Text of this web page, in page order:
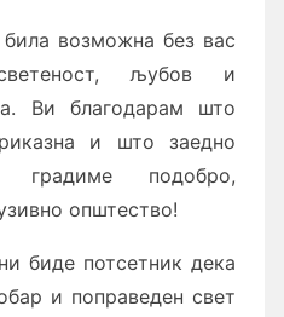
возможна без вас
љубов и
Ви благодарам што
и што заедно
градиме подобро,
општество!
биде потсетник дека
и поправеден свет